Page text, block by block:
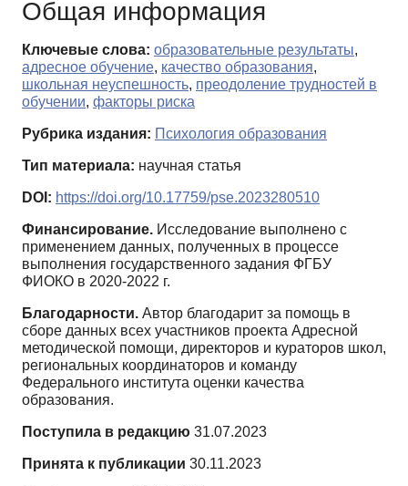
Общая информация
Ключевые слова: образовательные результаты,
адресное обучение, качество образования,
школьная неуспешность, преодоление трудностей в
обучении, факторы риска
Рубрика издания: Психология образования
Тип материала: научная статья
DOI: https://doi.org/10.17759/pse.2023280510
Финансирование. Исследование выполнено с
применением данных, полученных в процессе
выполнения государственного задания ФГБУ
ФИОКО в 2020-2022 г.
Благодарности. Автор благодарит за помощь в
сборе данных всех участников проекта Адресной
методической помощи, директоров и кураторов школ,
региональных координаторов и команду
Федерального института оценки качества
образования.
Поступила в редакцию 31.07.2023
Принята к публикации 30.11.2023